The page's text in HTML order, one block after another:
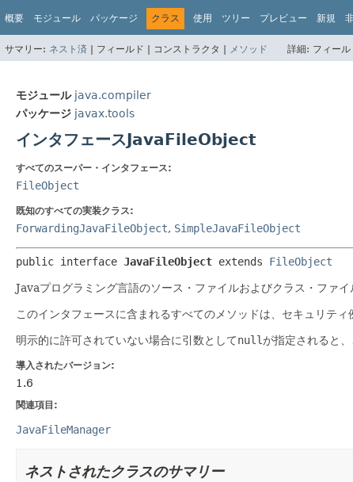
概要 モジュール パッケージ クラス 使用 ツリー プレビュー 新規
サマリー: ネスト済 | フィールド | コンストラクタ | メソッド 詳細: フィール
モジュール java.compiler
パッケージ javax.tools
インタフェースJavaFileObject
すべてのスーパー・インタフェース:
FileObject
既知のすべての実装クラス:
ForwardingJavaFileObject, SimpleJavaFileObject
public interface JavaFileObject extends FileObject
Javaプログラミング言語のソース・ファイルおよびクラス・ファイ
このインタフェースに含まれるすべてのメソッドは、セキュリテ
明示的に許可されていない場合に引数としてnullが指定されると
導入されたバージョン:
1.6
関連項目:
JavaFileManager
ネストされたクラスのサマリー